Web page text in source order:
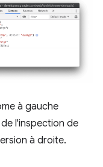
à gauche
l'inspection de
à droite.